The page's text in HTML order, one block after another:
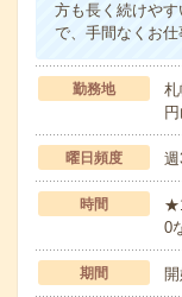
方も長く続けや
で、手間なくお仕
勤務地
曜日頻度
時間
0
期間